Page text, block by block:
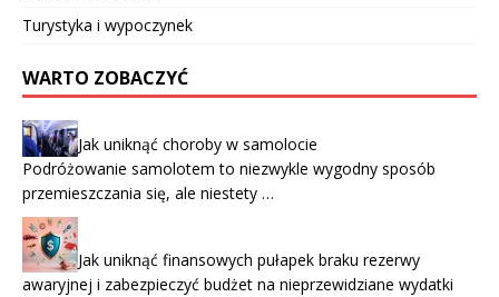
Turystyka i wypoczynek
WARTO ZOBACZYĆ
Jak uniknąć choroby w samolocie
Podróżowanie samolotem to niezwykle wygodny sposób
przemieszczania się, ale niestety …
Jak uniknąć finansowych pułapek braku rezerwy
awaryjnej i zabezpieczyć budżet na nieprzewidziane wydatki